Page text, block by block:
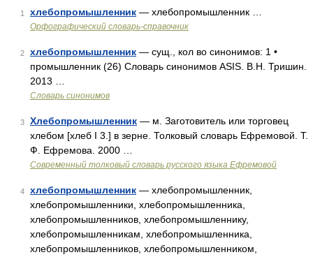
1 хлебопромышленник — хлебопромышленник …
Орфографический словарь-справочник
2 хлебопромышленник — сущ., кол во синонимов: 1 •
промышленник (26) Словарь синонимов ASIS. В.Н. Тришин.
2013 …
Словарь синонимов
3 Хлебопромышленник — м. Заготовитель или торговец
хлебом [хлеб I 3.] в зерне. Толковый словарь Ефремовой. Т.
Ф. Ефремова. 2000 …
Современный толковый словарь русского языка Ефремовой
4 хлебопромышленник — хлебопромышленник,
хлебопромышленники, хлебопромышленника,
хлебопромышленников, хлебопромышленнику,
хлебопромышленникам, хлебопромышленника,
хлебопромышленников, хлебопромышленником,